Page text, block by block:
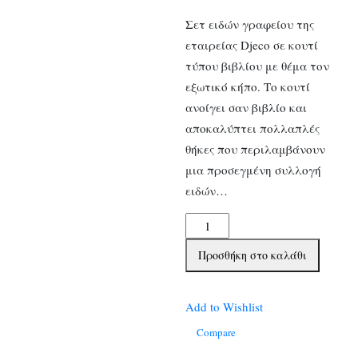
Σετ ειδών γραφείου της
εταιρείας Djeco σε κουτί
τύπου βιβλίου με θέμα τον
εξωτικό κήπο. Το κουτί
ανοίγει σαν βιβλίο και
αποκαλύπτει πολλαπλές
θήκες που περιλαμβάνουν
μια προσεγμένη συλλογή
ειδών…
Djeco
σετ
ειδών
ντουλαπάκι
ποσότητα
Προσθήκη στο καλάθι
Add to Wishlist
Compare